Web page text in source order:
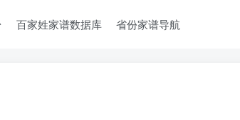
百家姓家谱数据库 省份家谱导航